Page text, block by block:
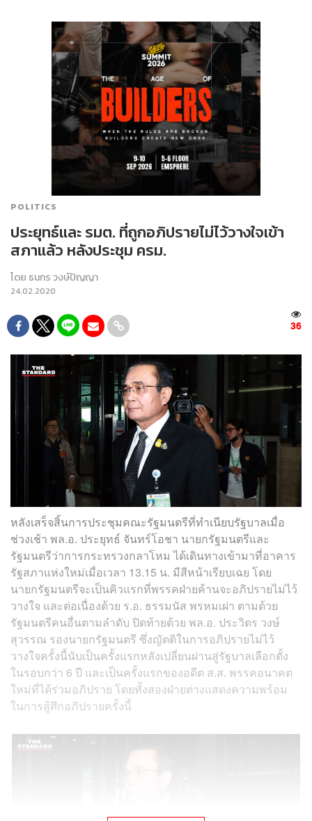
POLITICS
ประยุทธ์และ รมต. ที่ถูกอภิปรายไม่ไว้วางใจเข้า
สภาแล้ว หลังประชุม ครม.
โดย ธนกร วงษ์ปัญญา
24.02.2020
36
หลังเสร็จสิ้นการประชุมคณะรัฐมนตรีที่ทำเนียบรัฐบาลเมื่อ
ช่วงเช้า พล.อ. ประยุทธ์ จันทร์โอชา นายกรัฐมนตรีและ
รัฐมนตรีว่าการกระทรวงกลาโหม ได้เดินทางเข้ามาที่อาคาร
รัฐสภาแห่งใหม่เมื่อเวลา 13.15 น. มีสีหน้าเรียบเฉย โดย
นายกรัฐมนตรีจะเป็นคิวแรกที่พรรคฝ่ายค้านจะอภิปรายไม่ไว้
วางใจ และต่อเนื่องด้วย ร.อ. ธรรมนัส พรหมเผ่า ตามด้วย
รัฐมนตรีคนอื่นตามลำดับ ปิดท้ายด้วย พล.อ. ประวิตร วงษ์
สุวรรณ รองนายกรัฐมนตรี ซึ่งญัตติในการอภิปรายไม่ไว้
วางใจครั้งนี้นับเป็นครั้งแรกหลังเปลี่ยนผ่านสู่รัฐบาลเลือกตั้ง
ในรอบกว่า 6 ปี และเป็นครั้งแรกของอดีต ส.ส. พรรคอนาคต
ใหม่ที่ได้ร่วมอภิปราย โดยทั้งสองฝ่ายต่างแสดงความพร้อม
ในการสู้ศึกอภิปรายครั้งนี้